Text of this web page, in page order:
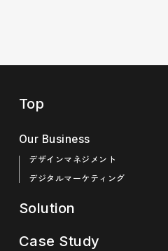
Top
Our Business
デザインマネジメント
デジタルマーケティング
Solution
Case Study